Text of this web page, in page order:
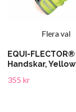
Flera val
EQUI-
Handskar, Yellow
355 kr